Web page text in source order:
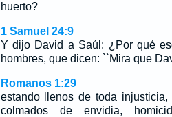
huerto?
1 Samuel 24:9
Y dijo David a Saúl: ¿Por qué
hombres, que dicen: ``Mira que
Romanos 1:29
estando llenos de toda injusticia,
colmados de envidia,